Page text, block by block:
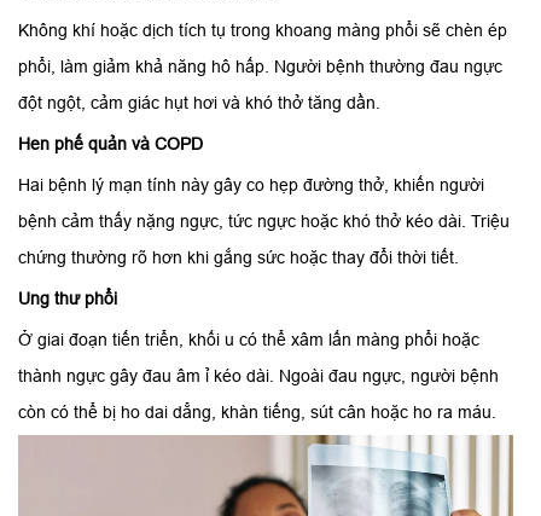
Không khí hoặc dịch tích tụ trong khoang màng phổi sẽ chèn ép
phổi, làm giảm khả năng hô hấp. Người bệnh thường đau ngực
đột ngột, cảm giác hụt hơi và khó thở tăng dần.
Hen phế quản và COPD
Hai bệnh lý mạn tính này gây co hẹp đường thở, khiến người
bệnh cảm thấy nặng ngực, tức ngực hoặc khó thở kéo dài. Triệu
chứng thường rõ hơn khi gắng sức hoặc thay đổi thời tiết.
Ung thư phổi
Ở giai đoạn tiến triển, khối u có thể xâm lấn màng phổi hoặc
thành ngực gây đau âm ỉ kéo dài. Ngoài đau ngực, người bệnh
còn có thể bị ho dai dẳng, khàn tiếng, sút cân hoặc ho ra máu.